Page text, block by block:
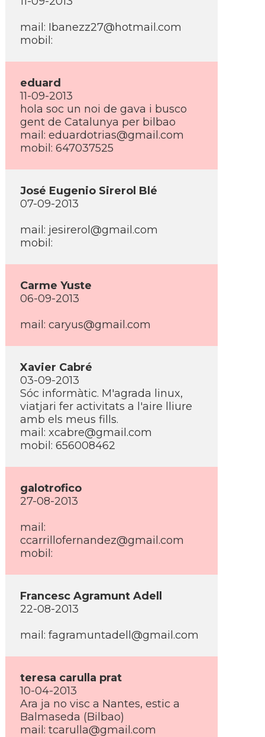
mail: Ibanezz27@hotmail.com
mobil:
eduard
11-09-2013
hola soc un noi de gava i busco
gent de Catalunya per bilbao
mail: eduardotrias@gmail.com
mobil: 647037525
José Eugenio Sirerol Blé
07-09-2013
mail: jesirerol@gmail.com
mobil:
Carme Yuste
06-09-2013
mail: caryus@gmail.com
Xavier Cabré
03-09-2013
Sóc informàtic. M'agrada linux,
viatjari fer activitats a l'aire lliure
amb els meus fills.
mail: xcabre@gmail.com
mobil: 656008462
galotrofico
27-08-2013
mail:
ccarrillofernandez@gmail.com
mobil:
Francesc Agramunt Adell
22-08-2013
mail: fagramuntadell@gmail.com
teresa carulla prat
10-04-2013
Ara ja no visc a Nantes, estic a
Balmaseda (Bilbao)
mail: tcarulla@gmail.com